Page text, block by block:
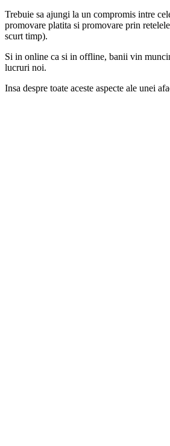
Trebuie sa ajungi la un compromis intre
promovare platita si promovare prin
scurt timp).
Si in online ca si in offline, banii vin
lucruri noi.
Insa despre toate aceste aspecte ale unei